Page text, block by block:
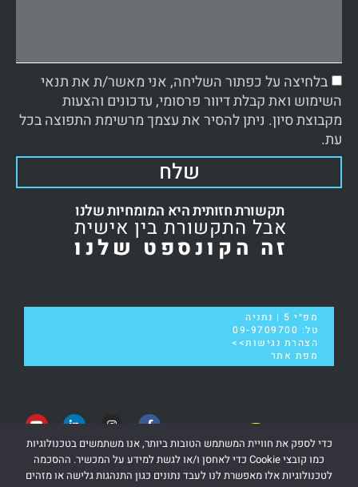
בלחיצה על כפתור השליחה, אני מאשר/ת את תנאי
השימוש ואת קבלת דיוור פרסומי, עדכונים והצעות
מקבוצת סיון. ניתן להסיר את עצמך מרשימת התפוצה בכל
עת.
שלח
תקשורת חזותית היא המומחיות שלנו
אבל התקשורת בין אישית
זה הקונספט שלנו
מפ״י 5 | נתניה
טל: 09-9709700
הצהרת נגישות>>
מפת אתר
כדי לספק את חוויית המשתמש הטובות ביותר, אנו משתמשים בטכנולוגיות
כמו קובצי Cookie כדי לאחסן ו/או לגשת למידע על המכשיר. ההסכמה
לטכנולוגיות אלו מאפשרת לנו לעבד נתונים כגון התנהגות גלישה או מזהים